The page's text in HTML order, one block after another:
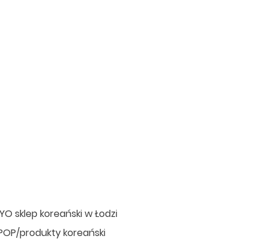
sklep koreański w Łodzi
produkty koreański